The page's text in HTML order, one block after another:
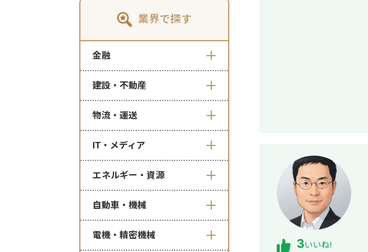
業界で探す
金融
建設・不動産
物流・運送
IT・メディア
エネルギー・資源
自動車・機械
電機・精密機械
3いいね!